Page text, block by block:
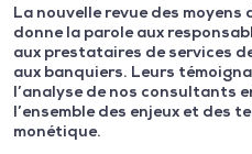
La nouvelle revue des
donne la parole aux
aux prestataires de services
aux banquiers. Leurs
l’analyse de nos consultants
l’ensemble des enjeux et des
monétique.